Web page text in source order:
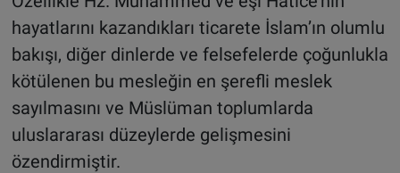
hayatlarını kazandıkları ticarete İslam’ın olumlu
bakışı, diğer dinlerde ve felsefelerde çoğunlukla
kötülenen bu mesleğin en şerefli meslek
sayılmasını ve Müslüman toplumlarda
uluslararası düzeylerde gelişmesini
özendirmiştir.